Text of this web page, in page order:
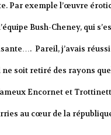
Par exemple l’œuvre
Bush-Cheney, qui
Pareil, j’avais
soit retiré des rayons
Encornet et
au cœur de la